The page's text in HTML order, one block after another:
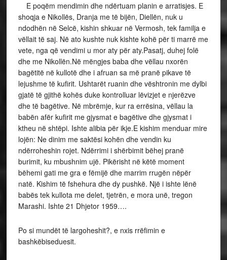
E poqëm mendimin dhe ndërtuam planin e arratisjes. E
shoqja e Nikollës, Dranja me të bijën, Diellën, nuk u
ndodhën në Selcë, kishin shkuar në Vermosh, tek familja e
vëllait të saj. Në ato kushte nuk kishte kohë për ti marrë me
vete, nga që vendimi u mor aty për aty.Pasatj, duhej folë
dhe me Nikollën.Në mëngjes baba dhe vëllau nxorën
bagëtitë në kullotë dhe i afruan sa më pranë pikave të
lejushme të kufirit. Ushtarët ruanin dhe vështronin me dylbi
gjatë të gjithë kohës duke kontrolluar lëvizjet e njerëzve
dhe të bagëtive. Në mbrëmje, kur ra errësina, vëllau la
babën afër kufirit me gjysmat e bagëtive dhe gjysmat i
ktheu në shtëpi. Ishte alibia për ikje.E kishim menduar mire
lojën: Ne dinim me saktësi kohën dhe vendin ku
ndërroheshin rojet. Ndërrimi i shërbimit bëhej pranë
burimit, ku mbushnim ujë. Pikërisht në këtë moment
bëhemi gati me gra e fëmijë dhe marrim rrugën nëpër
natë. Kishim të fshehura dhe dy pushkë. Një i ishte lënë
babës tek kullota me delet, tjetrën, e mora unë, tregon
Marashi. Ishte 21 Dhjetor 1959….
Po si mundët të largoheshit?, e nxis rrëfimin e
bashkëbiseduesit.